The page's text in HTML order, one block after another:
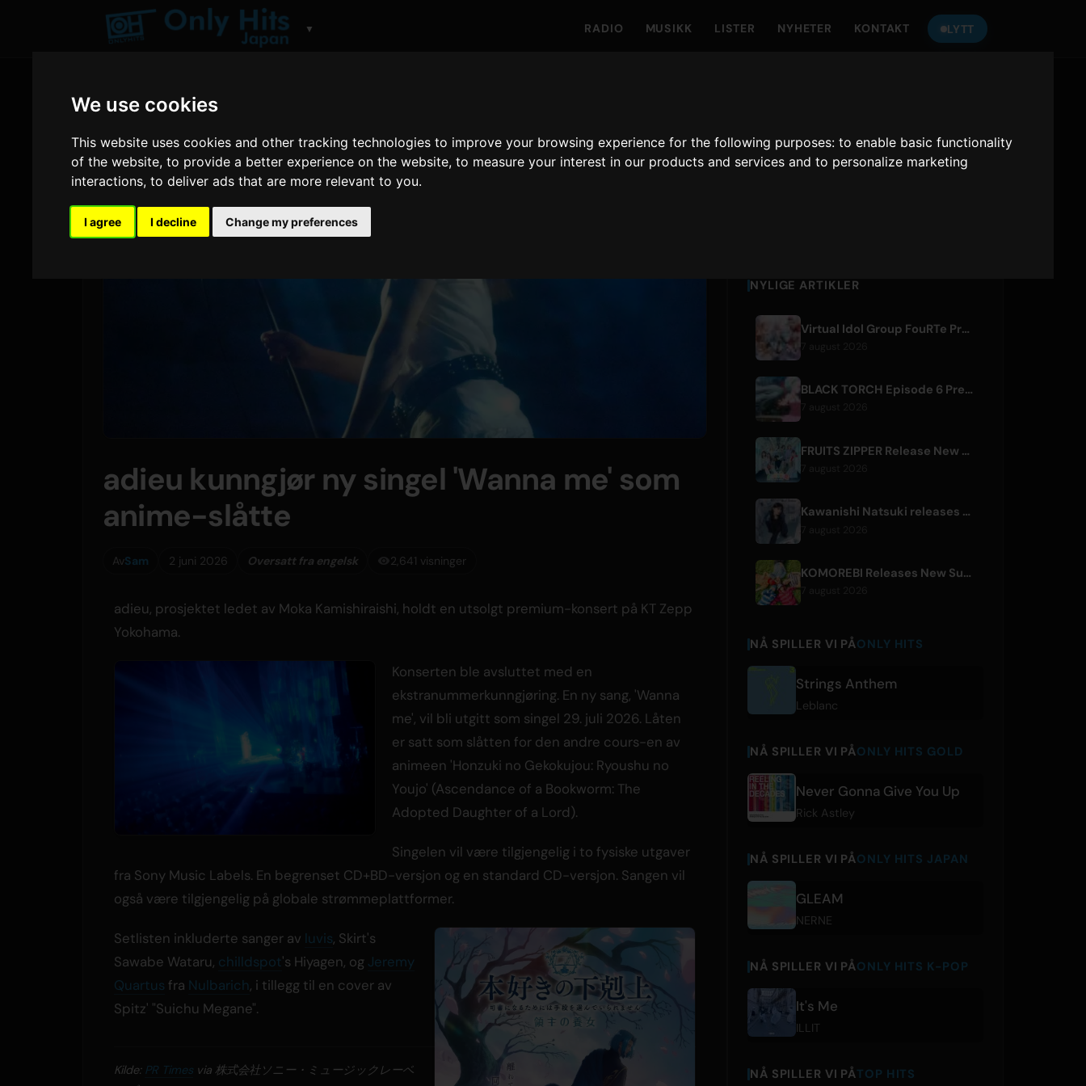
We use cookies
This website uses cookies and other tracking technologies to improve your browsing experience for the following purposes:to enable basic functionality
of the website,to provide a better experience on the website,to measure your interest in our products and services and to personalize marketing
interactions,to deliver ads that are more relevant to you.
I agree I decline Change my preferences
▼ RADIO MUSIKK LISTER NYHETER KONTAKT LYTT
adieu kunngjør ny singel 'Wanna me' som
anime-slåtte
AvSam 2 juni 2026 Oversatt fra engelsk 2,641 visninger
adieu, prosjektet ledet av Moka Kamishiraishi, holdt en utsolgt premium-konsert på KT Zepp
Yokohama.
Konserten ble avsluttet med en
ekstranummerkunngjøring. En ny sang, 'Wanna
me', vil bli utgitt som singel 29. juli 2026. Låten
er satt som slåtten for den andre cours-en av
animeen 'Honzuki no Gekokujou: Ryoushu no
Youjo' (Ascendance of a Bookworm: The
Adopted Daughter of a Lord).
Singelen vil være tilgjengelig i to fysiske utgaver
fra Sony Music Labels. En begrenset CD+BD-versjon og en standard CD-versjon. Sangen vil
også være tilgjengelig på globale strømmeplattformer.
Setlisten inkluderte sanger av luvis, Skirt's
Sawabe Wataru, chilldspot's Hiyagen, og Jeremy
Quartus fra Nulbarich, i tillegg til en cover av
Spitz' "Suichu Megane".
Kilde: PR Times via 株式会社ソニー・ミュージックレーベ
NYLIGE ARTIKLER
Virtual Idol Group FouRTe Project Debuts with 'ALL IN' Album Produced by m-flo's ☆Taku Takahashi
7 august 2026
BLACK TORCH Episode 6 Preview and Streaming Details
FRUITS ZIPPER Release New Collaboration Song '1,2,3,FOOOOUR'
Kawanishi Natsuki releases digital single 'Sayonara wa Ichiban Kirei na Atashi de'
KOMOREBI Releases New Summer Single 'Letsu Natsu'
7 august 2026
NÅ SPILLER VI PÅONLY HITS
Strings Anthem
Leblanc
NÅ SPILLER VI PÅONLY HITS GOLD
Never Gonna Give You Up
Rick Astley
NÅ SPILLER VI PÅONLY HITS JAPAN
GLEAM
NERNE
NÅ SPILLER VI PÅONLY HITS K-POP
It's Me
ILLIT
NÅ SPILLER VI PÅTOP HITS